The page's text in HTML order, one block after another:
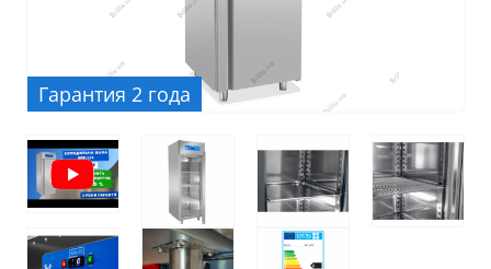
Гарантия 2 года